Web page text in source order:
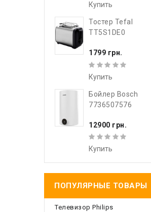
Купить
Тостер Tefal
TT5S1DE0
1799 грн.
Купить
Бойлер Bosch
7736507576
12900 грн.
Купить
ПОПУЛЯРНЫЕ ТОВАРЫ
Телевизор Philips